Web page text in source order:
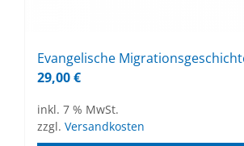
Evan­ge­li­sche
29,00€
inkl. 7 % MwSt.
zzgl. Versandkosten